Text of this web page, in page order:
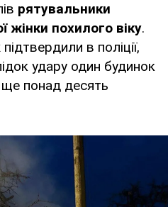
рятувальники
жінки похилого віку.
в поліції,
удару один будинок
понад десять